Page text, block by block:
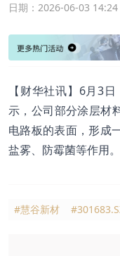
日期： 2026-06-03 14:24
【财华社讯】6月3
示，公司部分涂层材
电路板的表面，形成
盐雾、防霉菌等作用
#慧谷新材